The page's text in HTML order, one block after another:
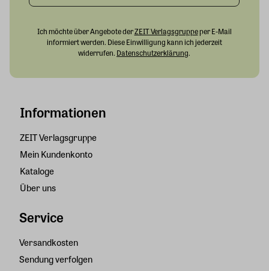
Informationen
ZEIT Verlagsgruppe
Mein Kundenkonto
Kataloge
Über uns
Service
Versandkosten
Sendung verfolgen
Ich möchte über Angebote derZEIT Verlagsgruppeper E-Mail
informiert werden. Diese Einwilligung kann ich jederzeit
widerrufen. Datenschutzerklärung.